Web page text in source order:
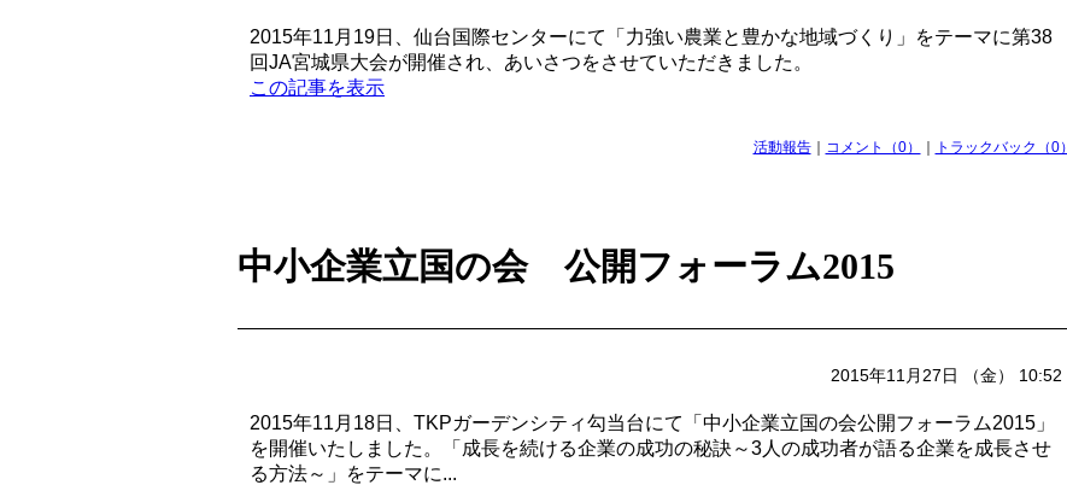
2015年11月19日、仙台国際センターにて「力強い農業と豊かな地域づくり」をテーマに第38
回JA宮城県大会が開催され、あいさつをさせていただきました。
この記事を表示
活動報告｜ コメント（0） トラックバック（0）
中小企業立国の会 公開フォーラム2015
2015年11月27日 （金） 10:52
2015年11月18日、TKPガーデンシティ勾当台にて「中小企業立国の会公開フォーラム2015」
を開催いたしました。「成長を続ける企業の成功の秘訣～3人の成功者が語る企業を成長させ
る方法～」をテーマに...